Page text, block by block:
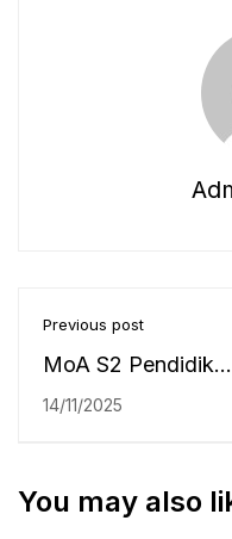
Previous post
MoA S2 Pendidikan
Bahasa Arab
Lampung dengan
14/11/2025
You may also